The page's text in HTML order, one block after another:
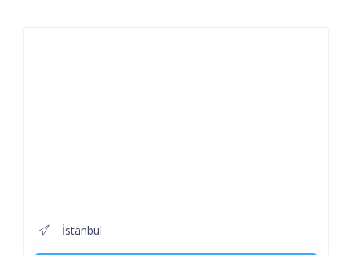
İstanbul